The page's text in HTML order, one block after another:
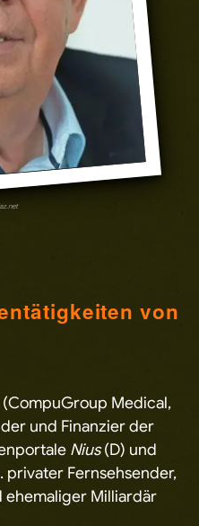
von
Medical,
und Finanzier der
Nius(D) und
privater Fernsehsender,
ehemaliger Milliardär